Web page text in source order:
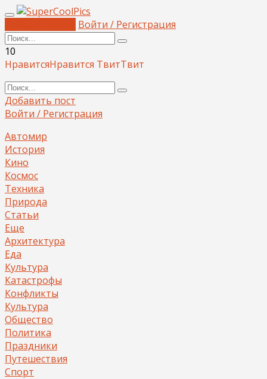
Войти / Регистрация
10
НравитсяНравится ТвитТвит
Добавить пост
Войти / Регистрация
Автомир
История
Кино
Космос
Техника
Природа
Статьи
Еще
Архитектура
Еда
Культура
Катастрофы
Конфликты
Культура
Общество
Политика
Праздники
Путешествия
Спорт